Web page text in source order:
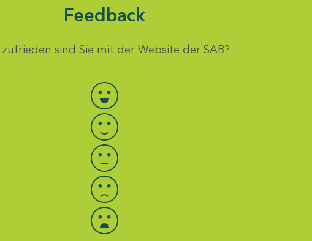
Feedback
sind Sie mit der Website der SAB?
Bewertung auswählen